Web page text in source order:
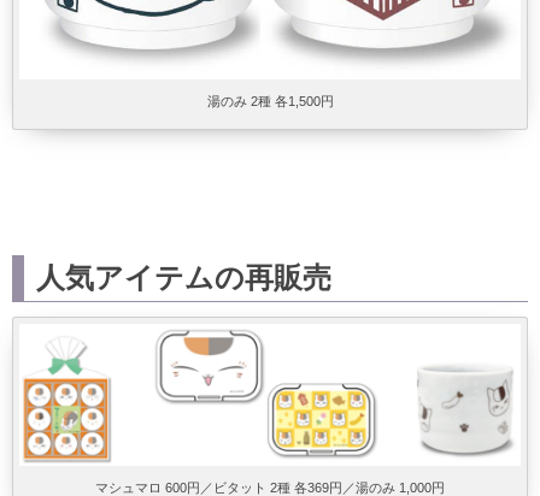
湯のみ 2種 各1,500円
人気アイテムの再販売
マシュマロ 600円／ビタット 2種 各369円／湯のみ 1,000円